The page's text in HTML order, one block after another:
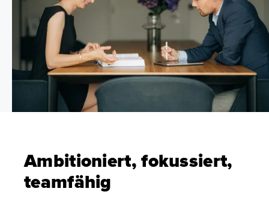
Ambitioniert, fokussiert,
teamfähig